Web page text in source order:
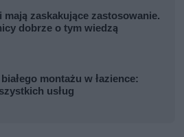
mają zaskakujące zastosowanie.
dobrze o tym wiedzą
montażu w łazience:
usług